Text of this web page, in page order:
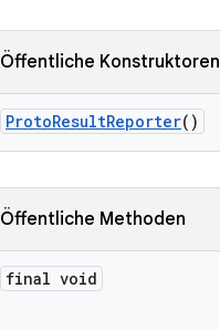
Öffentliche Konstruktoren
ProtoResultReporter()
Öffentliche Methoden
final void